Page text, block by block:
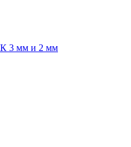
мм и 2 мм